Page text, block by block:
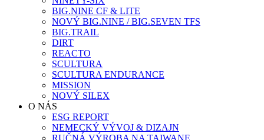
BIG.NINE CF & LITE
NOVÝ BIG.NINE / BIG.SEVEN TFS
BIG.TRAIL
DIRT
REACTO
SCULTURA
SCULTURA ENDURANCE
MISSION
NOVÝ SILEX
O NÁS
ESG REPORT
NEMECKÝ VÝVOJ & DIZAJN
RUČNÁ VÝROBA NA TAIWANE